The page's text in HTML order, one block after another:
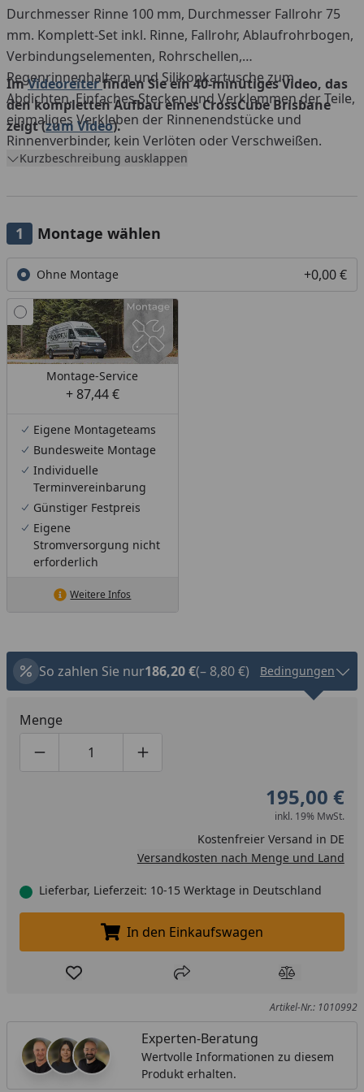
Durchmesser Rinne 100 mm, Durchmesser Fallrohr 75
mm. Komplett-Set inkl. Rinne, Fallrohr, Ablaufrohrbogen,
Verbindungselementen, Rohrschellen,
Regenrinnenhaltern und Silikonkartusche zum
Abdichten. Einfaches Stecken und Verklemmen der Teile,
einmaliges Verkleben der Rinnenendstücke und
Rinnenverbinder, kein Verlöten oder Verschweißen.
ImVideoreiterfinden Sie ein 40-minütiges Video, das
den kompletten Aufbau eines CrossCube Brisbane
zeigt (zum Video).
Kurzbeschreibung ausklappen
Montage wählen
Ohne Montage +0,00 €
Montage-Service
+ 87,44 €
Eigene Montageteams
Bundesweite Montage
Individuelle
Terminvereinbarung
Günstiger Festpreis
Eigene
Stromversorgung nicht
erforderlich
Weitere Infos
So zahlen Sie nur186,20 €(– 8,80 €) Bedingungen
Menge
Produktmenge um eins verringern
Produktmenge manuell eingeben
Produktmenge um eins erhöhen
195,00 €
inkl. 19% MwSt.
Kostenfreier Versand in DE
Versandkosten nach Menge und Land
Lieferbar, Lieferzeit: 10-15 Werktage in Deutschland
In den Einkaufswagen legen
In den Einkaufswagen
Produkt zur Wunschliste hinzufügen
Teilen Produkt
Artikel-Nr.: 1010992
Experten-Beratung
Wertvolle Informationen zu diesem
Produkt erhalten.